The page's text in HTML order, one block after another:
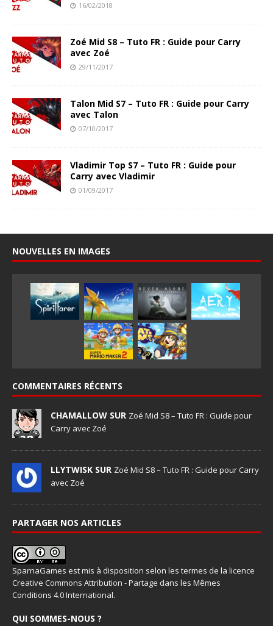
16/02/2018
Zoé Mid S8 – Tuto FR : Guide pour Carry
avec Zoé
29/11/2017
Talon Mid S7 – Tuto FR : Guide pour Carry
avec Talon
07/10/2017
Vladimir Top S7 – Tuto FR : Guide pour
Carry avec Vladimir
01/09/2017
NOUVELLES EN IMAGES
COMMENTAIRES RÉCENTS
CHAMALLOW SUR Zoé Mid S8 – Tuto FR : Guide pour
Carry avec Zoé
LLYTWISK SUR Zoé Mid S8 – Tuto FR : Guide pour Carry
avec Zoé
PARTAGER NOS ARTICLES
SparnaGames est mis à disposition selon les termes de la licence
Creative Commons Attribution - Partage dans les Mêmes
Conditions 4.0 International.
QUI SOMMES-NOUS ?